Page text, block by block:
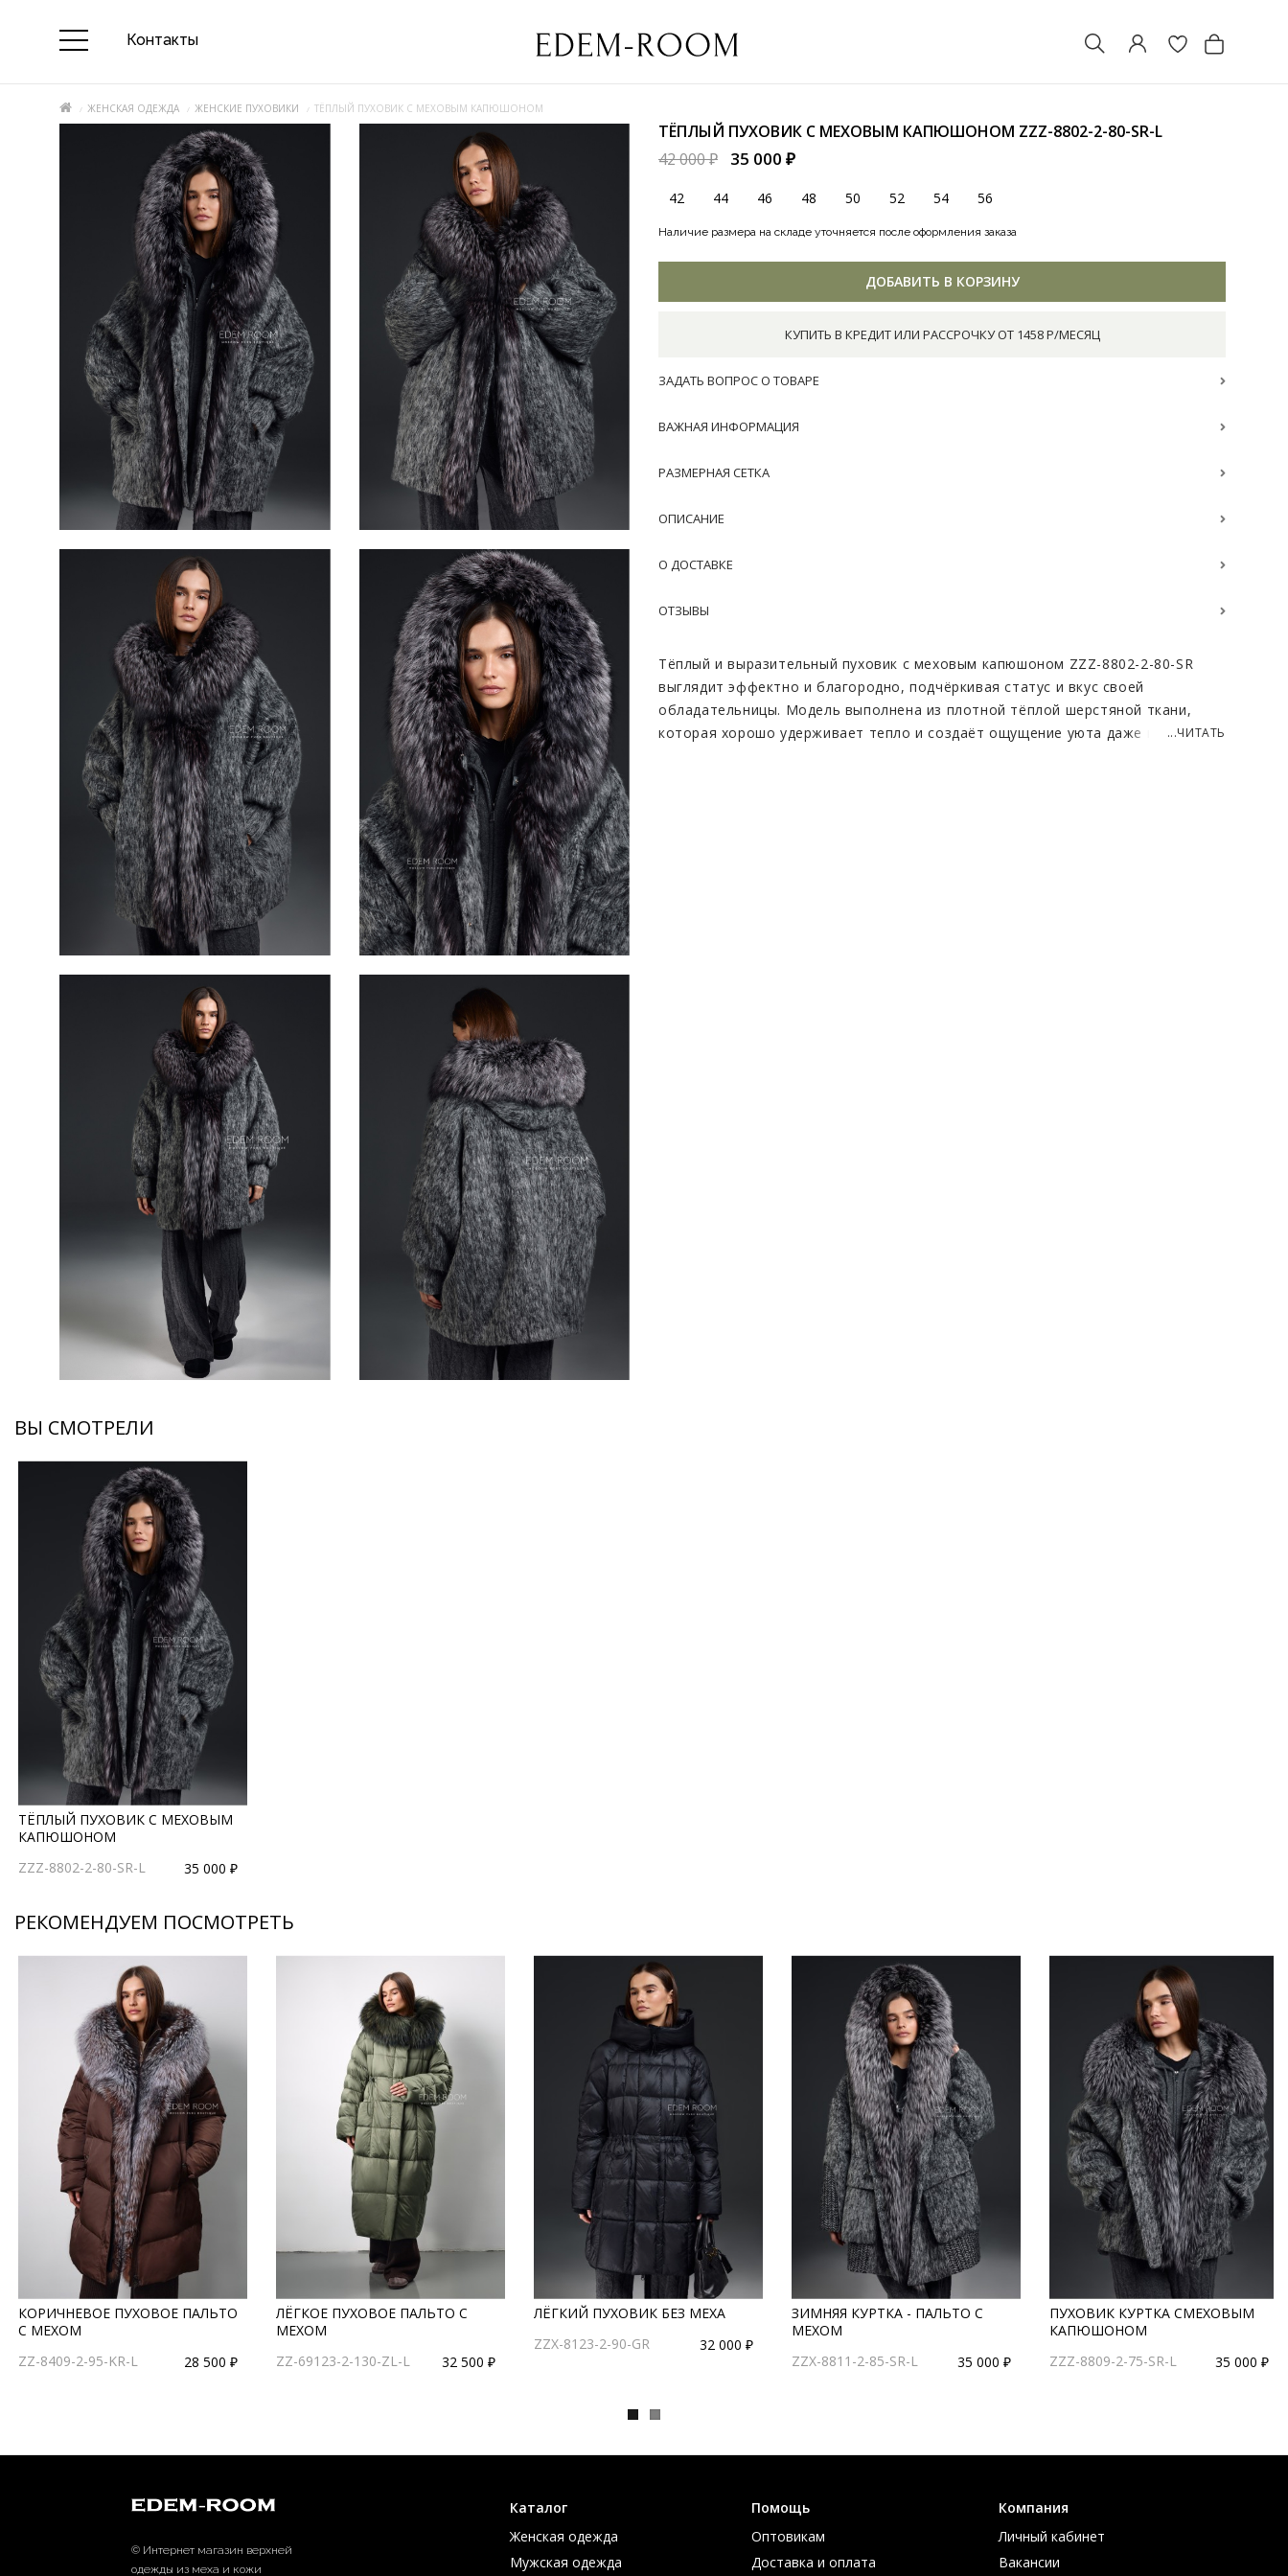
Контакты
ЖЕНСКАЯ ОДЕЖДА ЖЕНСКИЕ ПУХОВИКИ ТЁПЛЫЙ ПУХОВИК С МЕХОВЫМ КАПЮШОНОМ
ТЁПЛЫЙ ПУХОВИК С МЕХОВЫМ КАПЮШОНОМ ZZZ-8802-2-80-SR-L
42 000 ₽
35 000 ₽
42 44 46 48 50 52 54 56
Наличие размера на складе уточняется после оформления заказа
ДОБАВИТЬ В КОРЗИНУ
КУПИТЬ В КРЕДИТ ИЛИ РАССРОЧКУ ОТ 1458 Р/МЕСЯЦ
ЗАДАТЬ ВОПРОС О ТОВАРЕ
ВАЖНАЯ ИНФОРМАЦИЯ
РАЗМЕРНАЯ СЕТКА
ОПИСАНИЕ
О ДОСТАВКЕ
ОТЗЫВЫ
Тёплый и выразительный пуховик с меховым капюшоном ZZZ-8802-2-80-SR
выглядит эффектно и благородно, подчёркивая статус и вкус своей
обладательницы. Модель выполнена из плотной тёплой шерстяной ткани,
которая хорошо удерживает тепло и создаёт ощущение уюта даже в
...ЧИТАТЬ
ВЫ СМОТРЕЛИ
ТЁПЛЫЙ ПУХОВИК С МЕХОВЫМ
КАПЮШОНОМ
ZZZ-8802-2-80-SR-L
35 000 ₽
РЕКОМЕНДУЕМ ПОСМОТРЕТЬ
КОРИЧНЕВОЕ ПУХОВОЕ ПАЛЬТО
С МЕХОМ
ZZ-8409-2-95-KR-L
28 500 ₽
ЛЁГКОЕ ПУХОВОЕ ПАЛЬТО С
МЕХОМ
ZZ-69123-2-130-ZL-L
32 500 ₽
ЛЁГКИЙ ПУХОВИК БЕЗ МЕХА
ZZX-8123-2-90-GR
32 000 ₽
ЗИМНЯЯ КУРТКА - ПАЛЬТО С
МЕХОМ
ZZX-8811-2-85-SR-L
35 000 ₽
ПУХОВИК КУРТКА СМЕХОВЫМ
КАПЮШОНОМ
ZZZ-8809-2-75-SR-L
35 000 ₽
© Интернет магазин верхней
одежды из меха и кожи
Каталог
Женская одежда
Мужская одежда
Помощь
Оптовикам
Доставка и оплата
Компания
Личный кабинет
Вакансии